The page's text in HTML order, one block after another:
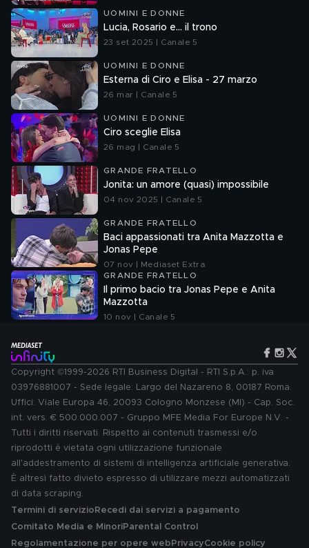
UOMINI E DONNE
Lucia, Rosario e... il trono
23 set 2025 | Canale 5
UOMINI E DONNE
Esterna di Ciro e Elisa - 27 marzo
26 mar | Canale 5
UOMINI E DONNE
Ciro sceglie Elisa
26 mag | Canale 5
GRANDE FRATELLO
Jonita: un amore (quasi) impossibile
04 nov 2025 | Canale 5
GRANDE FRATELLO
Baci appassionati tra Anita Mazzotta e
Jonas Pepe
07 nov | Mediaset Extra
GRANDE FRATELLO
Il primo bacio tra Jonas Pepe e Anita
Mazzotta
10 nov | Canale 5
Copyright ©1999-2026 RTI Business Digital - RTI S.p.A.: p. iva
03976881007 - Sede legale: Largo del Nazareno 8, 00187 Roma.
Uffici: Viale Europa 46, 20093 Cologno Monzese (MI) - Cap. Soc.
int. vers. € 500.000.007 - Gruppo MFE Media For Europe N.V. -
Tutti i diritti riservati. Rispetto ai contenuti trasmessi e/o
riprodotti è vietata ogni utilizzazione funzionale
all'addestramento di sistemi di intelligenza artificiale generativa.
È altresì fatto divieto espresso di utilizzare mezzi automatizzati
di data scraping.
Termini di servizio Recedi dai servizi a pagamento
Comitato Media e MinoriParental Control
Regolamentazione per opere web PrivacyCookie policy